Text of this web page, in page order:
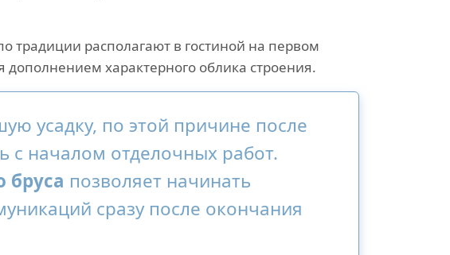
традиции располагают в гостиной на первом
характерного облика строения.
усадку, по этой причине после
с началом отделочных работ.
бруса позволяет начинать
сразу после окончания